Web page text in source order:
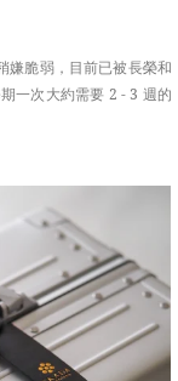
嫌脆弱，目前已被長榮和
一次大約需要 2 - 3 週的